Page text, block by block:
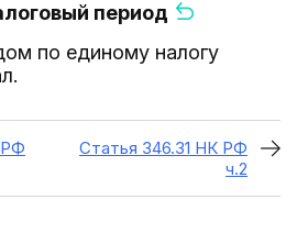
период
по единому налогу
РФ
Статья 346.31 НК РФ
ч.2